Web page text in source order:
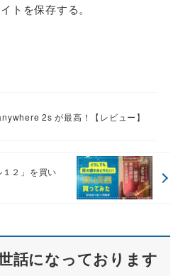
トを保存する。
2s が最高！【レビュー】
２」を買い
話になっております